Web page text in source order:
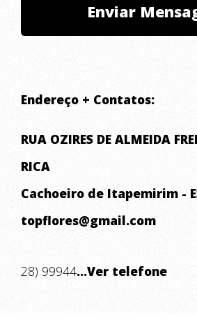
Endereço + Contatos:
RUA OZIRES DE ALMEIDA
RICA
Cachoeiro de Itapemirim -
topflores@gmail.com
28) 99944...Ver telefone